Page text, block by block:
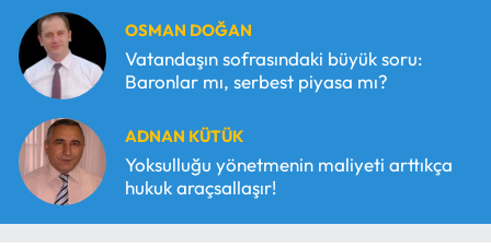
OSMAN DOĞAN
Vatandaşın sofrasındaki büyük soru:
Baronlar mı, serbest piyasa mı?
ADNAN KÜTÜK
Yoksulluğu yönetmenin maliyeti arttıkça
hukuk araçsallaşır!